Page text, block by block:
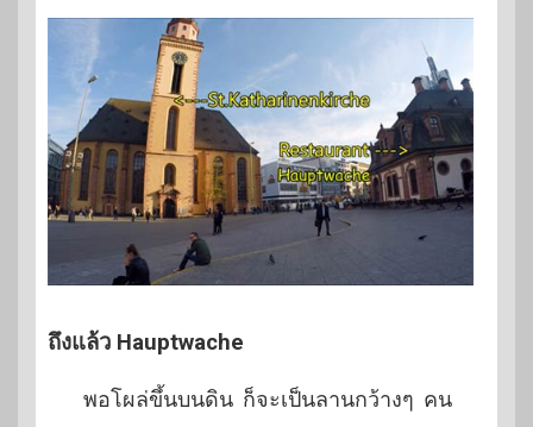
ถึงแล้ว Hauptwache
พอโผล่ขึ้นบนดิน ก็จะเป็นลานกว้างๆ คน